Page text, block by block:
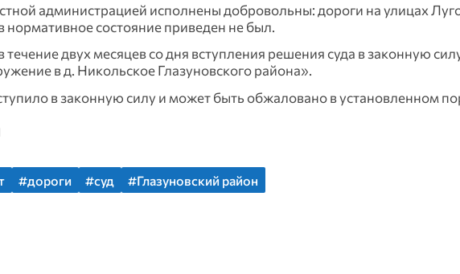
администрацией исполнены добровольны: дороги на улицах
нормативное состояние приведен не был.
течение двух месяцев со дня вступления решения суда в законную
в д. Никольское Глазуновского района».
в законную силу и может быть обжаловано в установленном
#дороги #суд #Глазуновский район